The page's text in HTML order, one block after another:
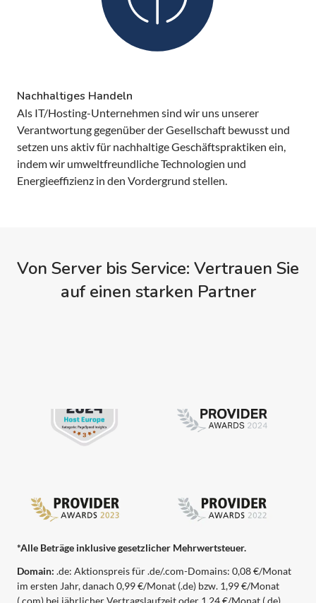
Nachhaltiges Handeln
Als IT/Hosting-Unternehmen sind wir uns unserer
Verantwortung gegenüber der Gesellschaft bewusst und
setzen uns aktiv für nachhaltige Geschäftspraktiken ein,
indem wir umweltfreundliche Technologien und
Energieeffizienz in den Vordergrund stellen.
Von Server bis Service: Vertrauen Sie
auf einen starken Partner
*Alle Beträge inklusive gesetzlicher Mehrwertsteuer.
Domain: .de: Aktionspreis für .de/.com-Domains: 0,08 €/Monat
im ersten Jahr, danach 0,99 €/Monat (.de) bzw. 1,99 €/Monat
(.com) bei jährlicher Vertragslaufzeit oder 1,24 €/Monat (.de)